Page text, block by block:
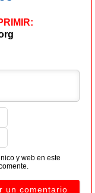
y web en este